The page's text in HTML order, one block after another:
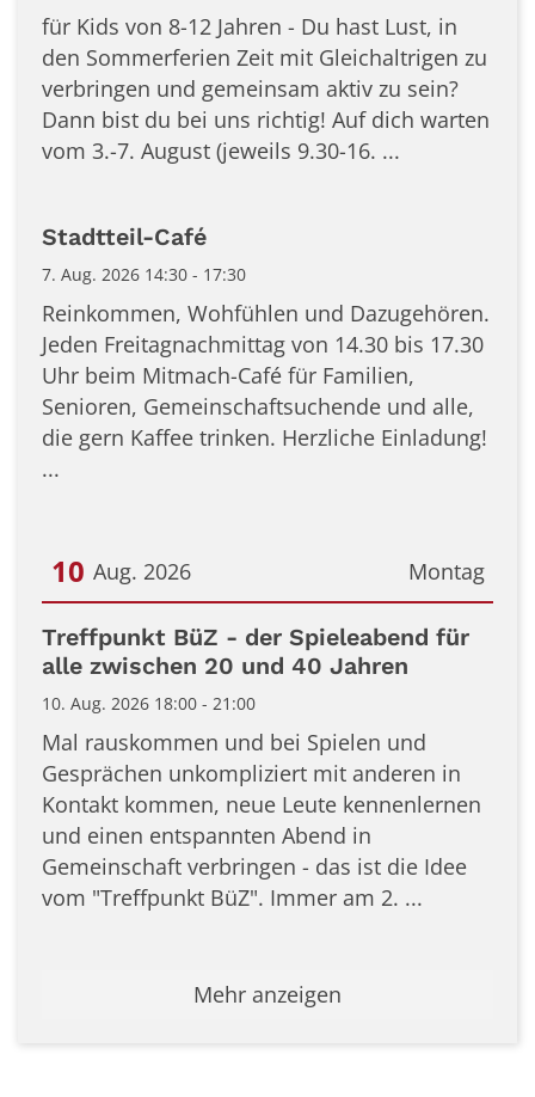
für Kids von 8-12 Jahren - Du hast Lust, in
den Sommerferien Zeit mit Gleichaltrigen zu
verbringen und gemeinsam aktiv zu sein?
Dann bist du bei uns richtig! Auf dich warten
vom 3.-7. August (jeweils 9.30-16. ...
Stadtteil-Café
7. Aug. 2026 14:30 - 17:30
Reinkommen, Wohfühlen und Dazugehören.
Jeden Freitagnachmittag von 14.30 bis 17.30
Uhr beim Mitmach-Café für Familien,
Senioren, Gemeinschaftsuchende und alle,
die gern Kaffee trinken. Herzliche Einladung!
...
Montag
10 Aug. 2026
Datum: 10. August 2026
Treffpunkt BüZ - der Spieleabend für
alle zwischen 20 und 40 Jahren
10. Aug. 2026 18:00 - 21:00
Mal rauskommen und bei Spielen und
Gesprächen unkompliziert mit anderen in
Kontakt kommen, neue Leute kennenlernen
und einen entspannten Abend in
Gemeinschaft verbringen - das ist die Idee
vom "Treffpunkt BüZ". Immer am 2. ...
Mehr anzeigen